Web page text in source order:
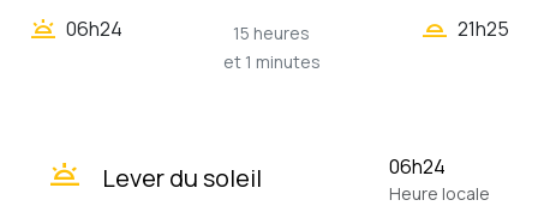
wb_twilight 06h24
15 heures
et 1 minutes
wb_twilight_2 21h25
wb_twilight Lever du soleil 06h24
Heure locale